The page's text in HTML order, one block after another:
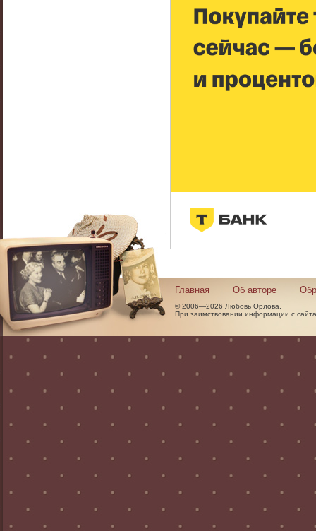
Главная Об авторе
© 2006—2026 Любовь Орлова.
При заимствовании информации с